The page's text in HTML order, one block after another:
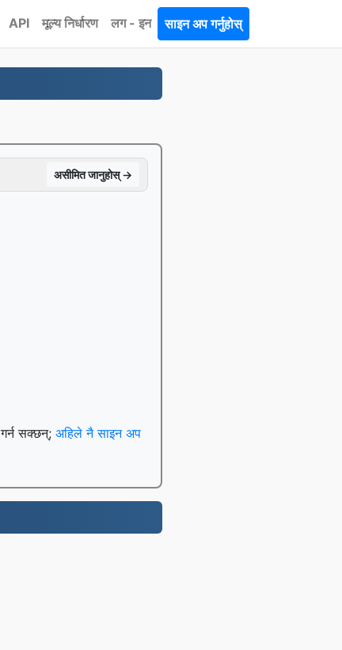
API मूल्य निर्धारण लग - इन साइन अप गर्नुहोस्
असीमित जानुहोस् →
सक्छन्; अहिले नै साइन अप